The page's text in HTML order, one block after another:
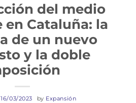
del medio
en Cataluña: la
de un nuevo
y la doble
16/03/2023 by Expansión